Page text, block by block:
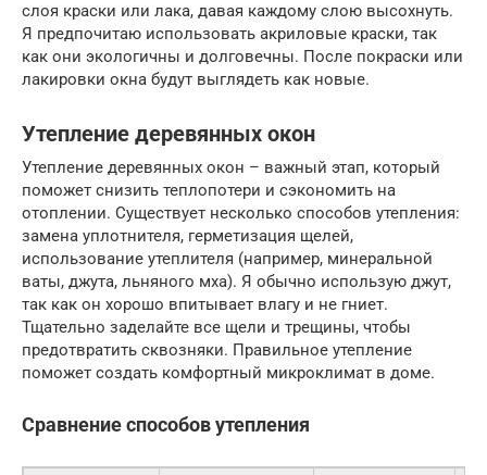
слоя краски или лака, давая каждому слою высохнуть.
Я предпочитаю использовать акриловые краски, так
как они экологичны и долговечны. После покраски или
лакировки окна будут выглядеть как новые.
Утепление деревянных окон
Утепление деревянных окон – важный этап, который
поможет снизить теплопотери и сэкономить на
отоплении. Существует несколько способов утепления:
замена уплотнителя, герметизация щелей,
использование утеплителя (например, минеральной
ваты, джута, льняного мха). Я обычно использую джут,
так как он хорошо впитывает влагу и не гниет.
Тщательно заделайте все щели и трещины, чтобы
предотвратить сквозняки. Правильное утепление
поможет создать комфортный микроклимат в доме.
Сравнение способов утепления